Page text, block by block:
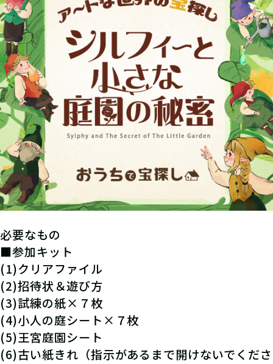
必要なもの
■参加キット
(1)クリアファイル
(2)招待状＆遊び方
(3)試練の紙×７枚
(4)小人の庭シート×７枚
(5)王宮庭園シート
(6)古い紙きれ（指示があるまで開けないでくださ